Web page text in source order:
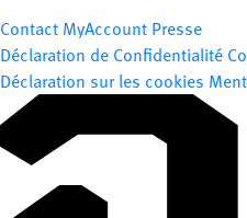
Contact MyAccount Presse
Déclaration de Confidentialité
Déclaration sur les cookies